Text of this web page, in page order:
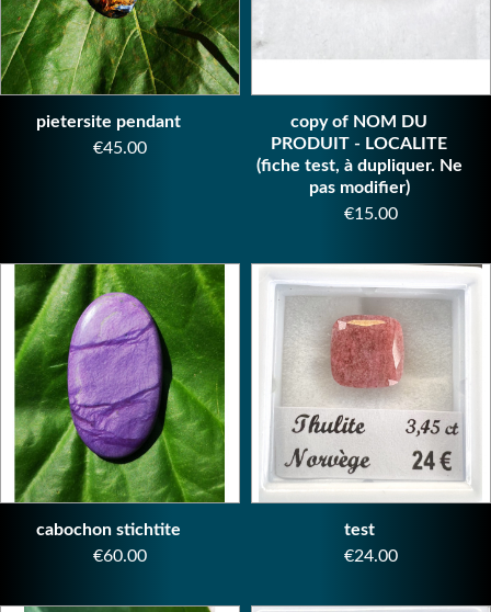
pietersite pendant
Price
€45.00
copy of NOM DU
PRODUIT - LOCALITE
(fiche test, à dupliquer. Ne
pas modifier)
Price
€15.00
cabochon stichtite
Price
€60.00
test
Price
€24.00